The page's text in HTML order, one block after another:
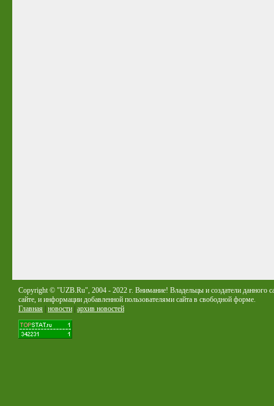
Copyright © "UZB.Ru", 2004 - 2022 г. Внимание! Владельцы и создатели данного
сайте, и информации добавленной пользователями сайта в свободной форме.
Главная новости архив новостей